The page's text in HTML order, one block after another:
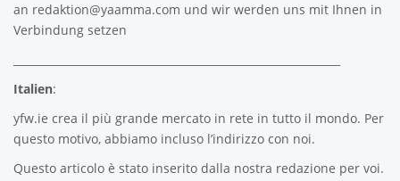
an redaktion@yaamma.com und wir werden uns mit Ihnen in
Verbindung setzen
Italien:
yfw.ie crea il più grande mercato in rete in tutto il mondo. Per
questo motivo, abbiamo incluso l’indirizzo con noi.
Questo articolo è stato inserito dalla nostra redazione per voi.